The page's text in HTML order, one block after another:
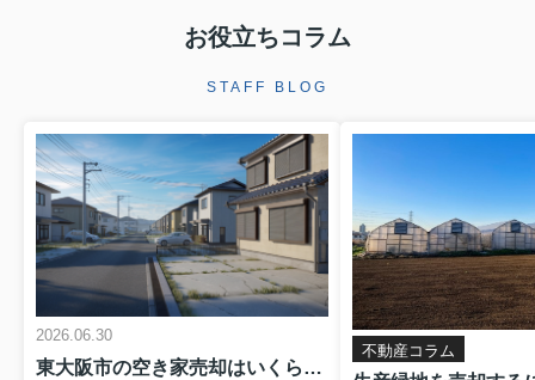
お役立ちコラム
STAFF BLOG
2026.06.30
東大阪市の空き家売却はいくらかかる？費用や税金の内訳と負担を抑える方法
不動産コラム